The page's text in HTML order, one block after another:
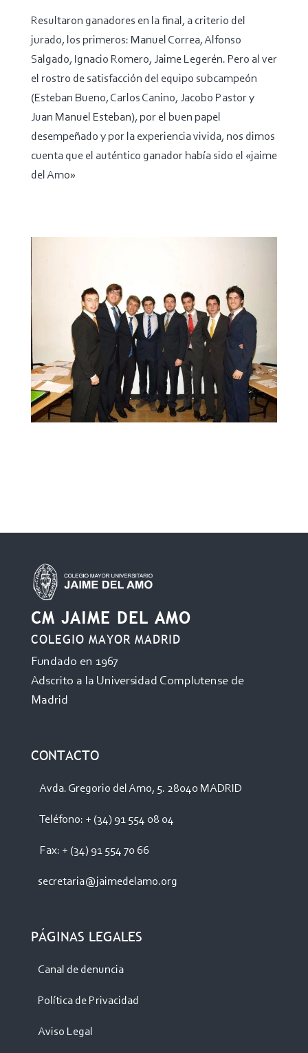
Resultaron ganadores en la final, a criterio del
jurado, los primeros: Manuel Correa, Alfonso
Salgado, Ignacio Romero, Jaime Legerén. Pero al ver
el rostro de satisfacción del equipo subcampeón
(Esteban Bueno, Carlos Canino, Jacobo Pastor y
Juan Manuel Esteban), por el buen papel
desempeñado y por la experiencia vivida, nos dimos
cuenta que el auténtico ganador había sido el «jaime
del Amo»
CM JAIME DEL AMO
COLEGIO MAYOR MADRID
Fundado en 1967
Adscrito a la Universidad Complutense de
Madrid
CONTACTO
Avda. Gregorio del Amo, 5. 28040 MADRID
Teléfono: + (34) 91 554 08 04
Fax: + (34) 91 554 70 66
secretaria@jaimedelamo.org
PÁGINAS LEGALES
Canal de denuncia
Política de Privacidad
Aviso Legal